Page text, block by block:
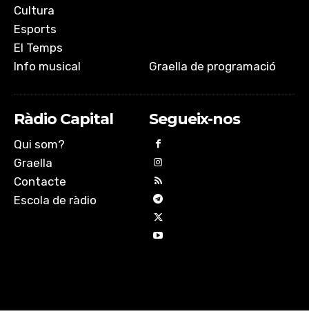
Cultura
Esports
El Temps
Info musical
Graella de programació
Ràdio Capital
Qui som?
Graella
Contacte
Escola de ràdio
Segueix-nos